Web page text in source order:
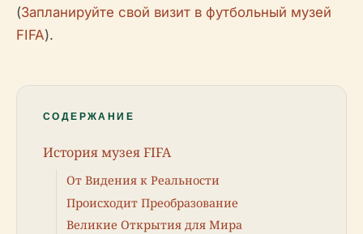
(Запланируйте свой визит в футбольный музей
FIFA).
СОДЕРЖАНИЕ
История музея FIFA
От Видения к Реальности
Происходит Преобразование
Великие Открытия для Мира